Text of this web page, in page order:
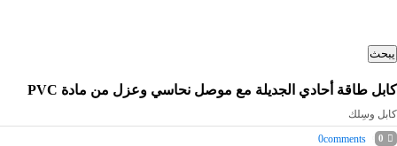
يبحث
كابل طاقة أحادي الجديلة مع موصل نحاسي وعزل من مادة PVC
كابل وسِلك
0
0comments